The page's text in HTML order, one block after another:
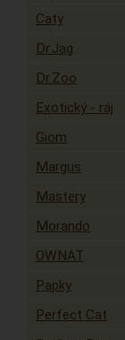
Caty
Dr.Jag
Dr.Zoo
Exotický - ráj
Giom
Margus
Mastery
Morando
OWNAT
Papky
Perfect Cat